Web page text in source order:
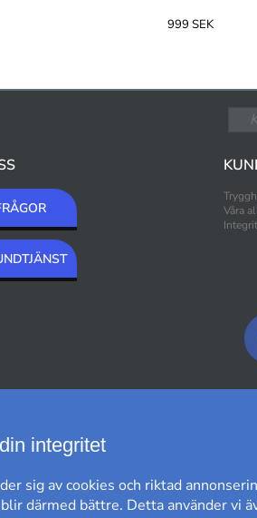
999 SEK
Våra
integritet
sig av cookies och riktad
därmed bättre. Detta använder vi